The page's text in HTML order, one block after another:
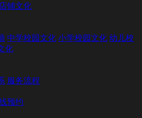
店铺文化
中学校园文化 小学校园文化 幼儿校
化
服务流程
预约